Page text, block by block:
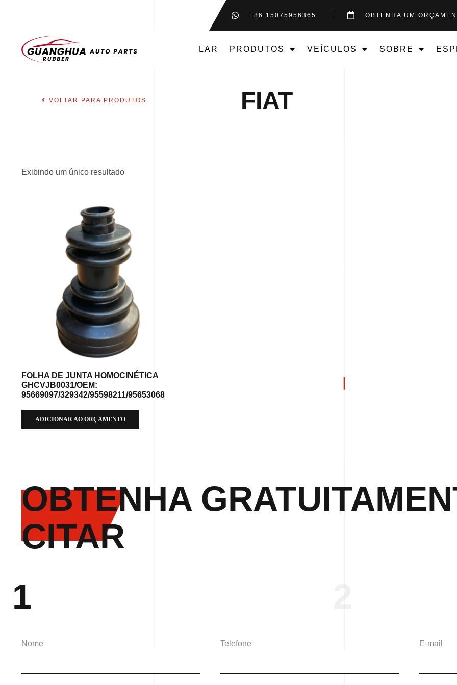
+86 15075956365 OBTENHA UM
LAR PRODUTOS VEÍCULOS SOBRE
VOLTAR PARA PRODUTOS FIAT
Exibindo um único resultado
FOLHA DE JUNTA HOMOCINÉTICA
GHCVJB0031/OEM:
95669097/329342/95598211/95653068
ADICIONAR AO ORÇAMENTO
OBTENHA
CITAR
1
2
Nome Telefone E-mail